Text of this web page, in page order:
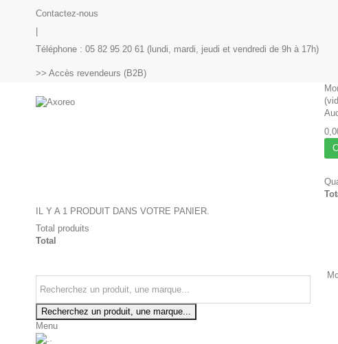
Contactez-nous
Téléphone : 05 82 95 20 61 (lundi, mardi, jeudi et vendredi de 9h à 17h)
>> Accès revendeurs (B2B)
IL Y A 1 PRODUIT DANS VOTRE PANIER.
Total produits
Total
Recherchez un produit, une marque...
Menu
.